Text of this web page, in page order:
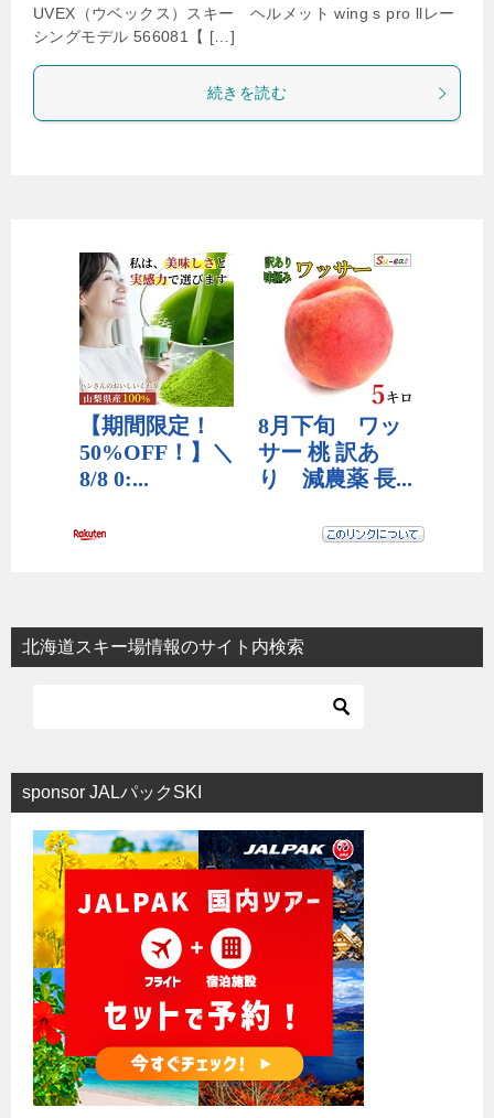
UVEX（ウベックス）スキー ヘルメット wing s pro llレー
シングモデル 566081【 […]
続きを読む
北海道スキー場情報のサイト内検索
sponsor JALパックSKI